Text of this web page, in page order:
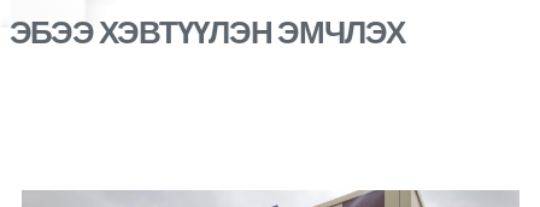
ЭБЭЭ ХЭВТҮҮЛЭН ЭМЧЛЭХ